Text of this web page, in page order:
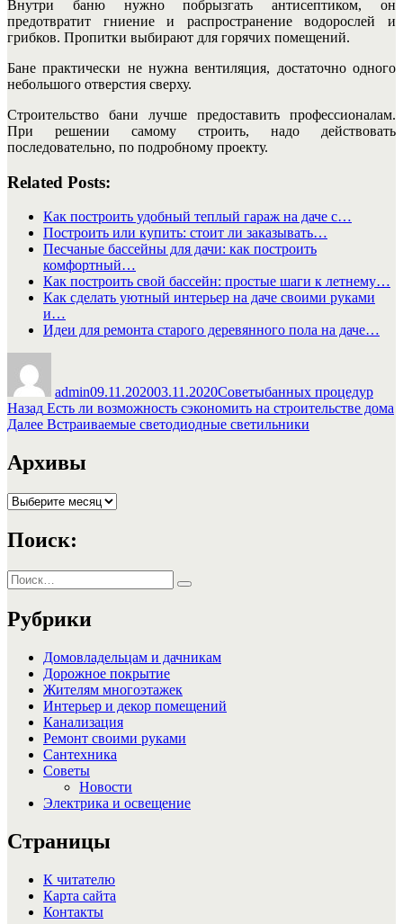
Внутри баню нужно побрызгать антисептиком, он
предотвратит гниение и распространение водорослей и
грибков. Пропитки выбирают для горячих помещений.
Бане практически не нужна вентиляция, достаточно одного
небольшого отверстия сверху.
Строительство бани лучше предоставить профессионалам.
При решении самому строить, надо действовать
последовательно, по подробному проекту.
Related Posts:
Как построить удобный теплый гараж на даче с…
Построить или купить: стоит ли заказывать…
Песчаные бассейны для дачи: как построить
комфортный…
Как построить свой бассейн: простые шаги к летнему…
Как сделать уютный интерьер на даче своими руками
и…
Идеи для ремонта старого деревянного пола на даче…
admin09.11.202003.11.2020Советыбанных процедур
Навигация
по
записям
Назад Предыдущая
запись:
Есть ли возможность сэкономить на строительстве дома
Далее Следующая
Встраиваемые светодиодные светильники
Архивы
Архивы
Поиск:
Искать:
Поиск
Рубрики
Домовладельцам и дачникам
Дорожное покрытие
Жителям многоэтажек
Интерьер и декор помещений
Канализация
Ремонт своими руками
Сантехника
Советы
Новости
Электрика и освещение
Страницы
К читателю
Карта сайта
Контакты